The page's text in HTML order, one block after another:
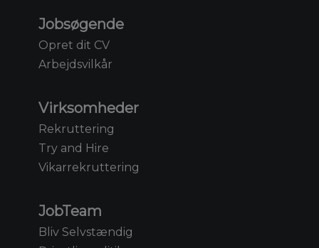
Jobsøgende
Opret dit CV
Arbejdsvilkår
Virksomheder
Rekruttering
Try and Hire
Vikarrekruttering
JobTeam
Bliv Selvstændig